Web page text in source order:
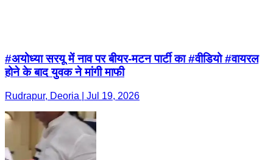
#अयोध्या सरयू में नाव पर बीयर-मटन पार्टी का #वीडियो #वायरल
होने के बाद युवक ने मांगी माफी
Rudrapur, Deoria | Jul 19, 2026